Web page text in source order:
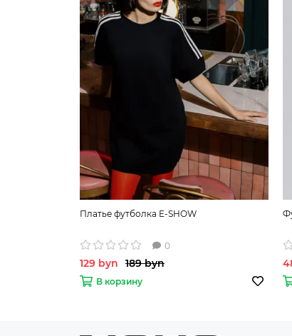
Платье футболка E-SHOW
0
129 byn 189 byn
В корзину